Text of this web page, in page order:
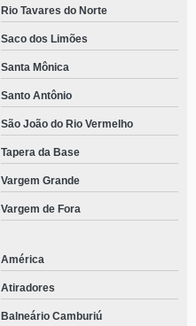
Rio Tavares do Norte
Saco dos Limões
Santa Mônica
Santo Antônio
São João do Rio Vermelho
Tapera da Base
Vargem Grande
Vargem de Fora
América
Atiradores
Balneário Camburiú